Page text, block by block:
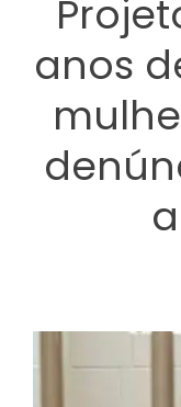
anos